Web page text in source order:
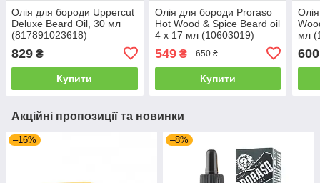
Олія для бороди Uppercut
Deluxe Beard Oil, 30 мл
(817891023618)
829 ₴
Купити
Олія для бороди Proraso
Hot Wood & Spice Beard oil
4 х 17 мл (10603019)
549₴ 650 ₴
Купити
мл
600
Акційні пропозиції та новинки
–16% –8%